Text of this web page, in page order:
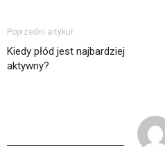
Poprzedni artykuł
Kiedy płód jest najbardziej
aktywny?